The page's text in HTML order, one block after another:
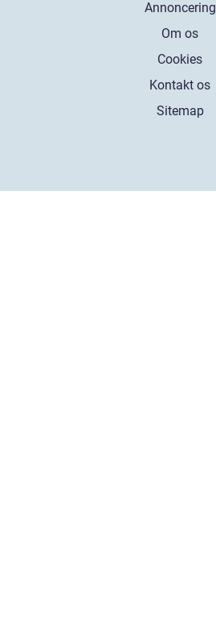
Annoncering
Om os
Cookies
Kontakt os
Sitemap